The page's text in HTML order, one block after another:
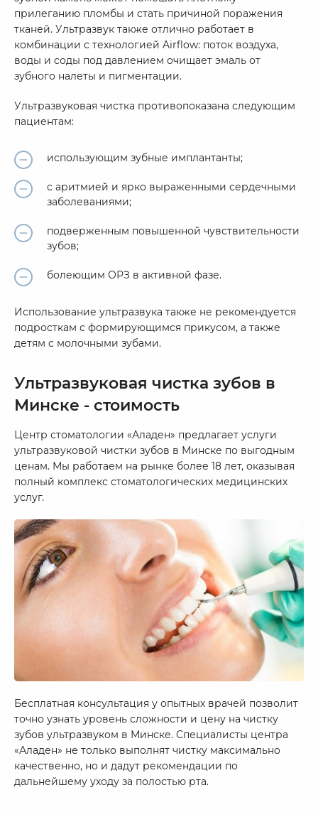
прилеганию пломбы и стать причиной поражения
тканей. Ультразвук также отлично работает в
комбинации с технологией Airflow: поток воздуха,
воды и соды под давлением очищает эмаль от
зубного налеты и пигментации.
Ультразвуковая чистка противопоказана следующим
пациентам:
использующим зубные имплантанты;
с аритмией и ярко выраженными сердечными
заболеваниями;
подверженным повышенной чувствительности
зубов;
болеющим ОРЗ в активной фазе.
Использование ультразвука также не рекомендуется
подросткам с формирующимся прикусом, а также
детям с молочными зубами.
Ультразвуковая чистка зубов в
Минске - стоимость
Центр стоматологии «Аладен» предлагает услуги
ультразвуковой чистки зубов в Минске по выгодным
ценам. Мы работаем на рынке более 18 лет, оказывая
полный комплекс стоматологических медицинских
услуг.
Бесплатная консультация у опытных врачей позволит
точно узнать уровень сложности и цену на чистку
зубов ультразвуком в Минске. Специалисты центра
«Аладен» не только выполнят чистку максимально
качественно, но и дадут рекомендации по
дальнейшему уходу за полостью рта.